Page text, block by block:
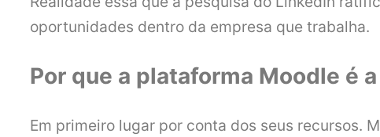
oportunidades dentro da empresa que trabalha.
Por que a plataforma Moodle é
Em primeiro lugar por conta dos seus recursos.